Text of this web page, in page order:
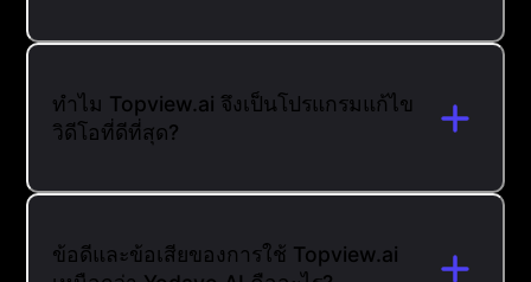
ทำไม Topview.ai จึงเป็นโปรแกรมแก้ไข
วิดีโอที่ดีที่สุด?
ข้อดีและข้อเสียของการใช้ Topview.ai